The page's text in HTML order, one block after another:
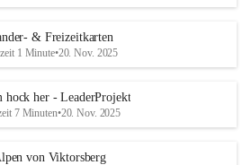
& Freizeitkarten
1 Minute•20. Nov. 2025
hock her - LeaderProjekt
7 Minuten•20. Nov. 2025
von Viktorsberg